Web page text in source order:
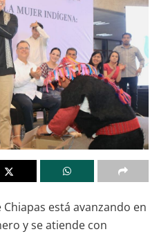
está avanzando en
y se atiende con